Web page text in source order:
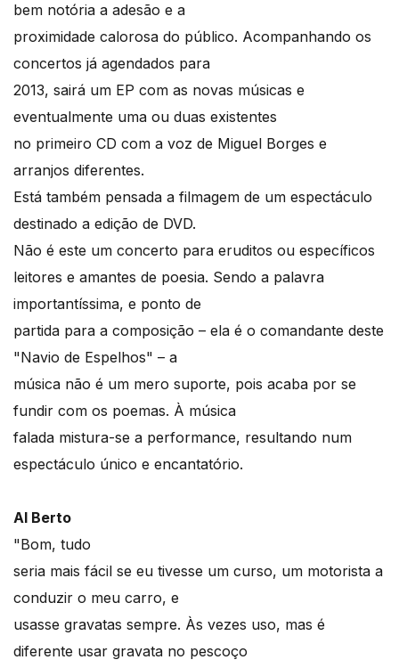
bem notória a adesão e a
proximidade calorosa do público. Acompanhando os
concertos já agendados para
2013, sairá um EP com as novas músicas e
eventualmente uma ou duas existentes
no primeiro CD com a voz de Miguel Borges e
arranjos diferentes.
Está também pensada a filmagem de um espectáculo
destinado a edição de DVD.
Não é este um concerto para eruditos ou específicos
leitores e amantes de poesia. Sendo a palavra
importantíssima, e ponto de
partida para a composição – ela é o comandante deste
"Navio de Espelhos" – a
música não é um mero suporte, pois acaba por se
fundir com os poemas. À música
falada mistura-se a performance, resultando num
espectáculo único e encantatório.
Al Berto
"Bom, tudo
seria mais fácil se eu tivesse um curso, um motorista a
conduzir o meu carro, e
usasse gravatas sempre. Às vezes uso, mas é
diferente usar gravata no pescoço